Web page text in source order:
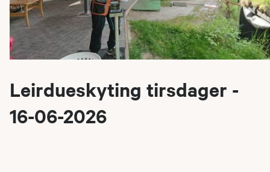
Leirdueskyting tirsdager -
16-06-2026